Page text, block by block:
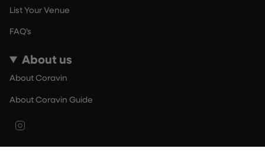
List Your Venue
FAQ’s
About us
About Coravin
About Coravin Guide